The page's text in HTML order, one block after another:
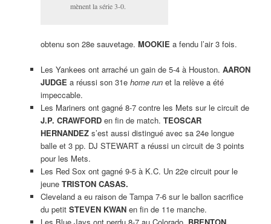
mènent la série 3-0.
obtenu son 28e sauvetage. MOOKIE a fendu l’air 3 fois.
Les Yankees ont arraché un gain de 5-4 à Houston. AARON
JUDGE a réussi son 31e home runet la relève a été
impeccable.
Les Mariners ont gagné 8-7 contre les Mets sur le circuit de
J.P. CRAWFORDen fin de match. TEOSCAR
HERNANDEZs’est aussi distingué avec sa 24e longue
balle et 3 pp. DJ STEWART a réussi un circuit de 3 points
pour les Mets.
Les Red Sox ont gagné 9-5 à K.C. Un 22e circuit pour le
jeune TRISTON CASAS.
Cleveland a eu raison de Tampa 7-6 sur le ballon sacrifice
du petit STEVEN KWANen fin de 11e manche.